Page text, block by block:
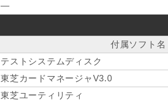
―
付属ソフト名
テストシステムディスク
東芝カードマネージャV3.0
東芝ユーティリティ